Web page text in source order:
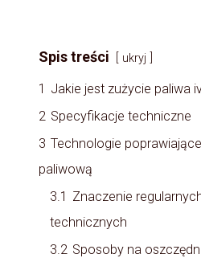
Spis treści ukryj
1 Jakie jest zużycie paliwa
2 Specyfikacje techniczne
3 Technologie
paliwową
3.1 Znaczenie
technicznych
3.2 Sposoby na